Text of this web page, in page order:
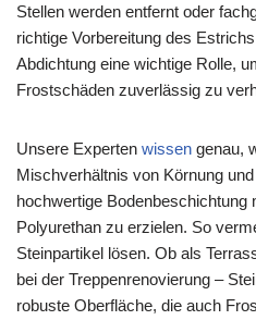
Stellen werden entfernt oder
richtige Vorbereitung des
Abdichtung eine wichtige Rolle,
Frostschäden zuverlässig zu
Unsere Experten wissen genau,
Mischverhältnis von Körnung
hochwertige Bodenbeschichtung
Polyurethan zu erzielen. So
Steinpartikel lösen. Ob als
bei der Treppenrenovierung –
robuste Oberfläche, die auch